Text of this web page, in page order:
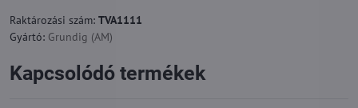
Raktározási szám: TVA1111
Gyártó: Grundig (AM)
Kapcsolódó termékek